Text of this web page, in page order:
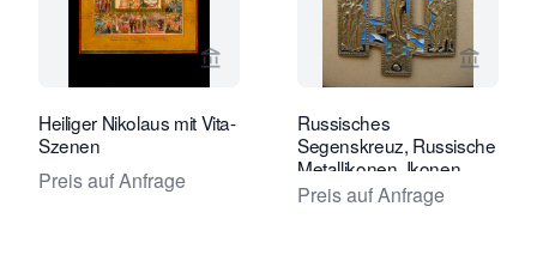
Verkaeuferseite von Jan Morsink
Heiliger Nikolaus mit Vita-
Szenen
Preis auf Anfrage
Russisches
Segenskreuz, Russische
Metallikonen, Ikonen
Preis auf Anfrage